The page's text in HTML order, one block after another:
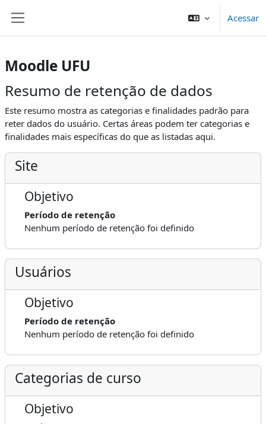
Acessar
Moodle UFU
Resumo de retenção de dados
Este resumo mostra as categorias e finalidades padrão para
reter dados do usuário. Certas áreas podem ter categorias e
finalidades mais específicas do que as listadas aqui.
Site
Objetivo
Período de retenção
Nenhum período de retenção foi definido
Usuários
Objetivo
Período de retenção
Nenhum período de retenção foi definido
Categorias de curso
Objetivo